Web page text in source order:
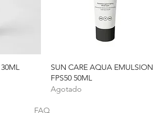
Vista rápida
SUN CARE AQUA EMULSION
FPS50 50ML
Agotado
FAQ